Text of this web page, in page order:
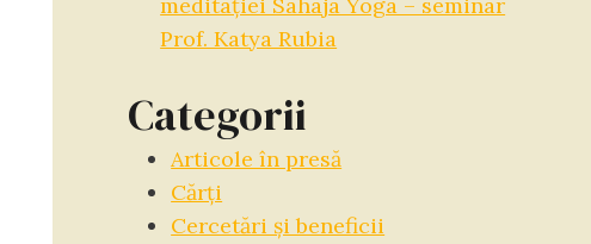
Prof. Katya Rubia
Categorii
Articole în presă
Cărți
Cercetări și beneficii